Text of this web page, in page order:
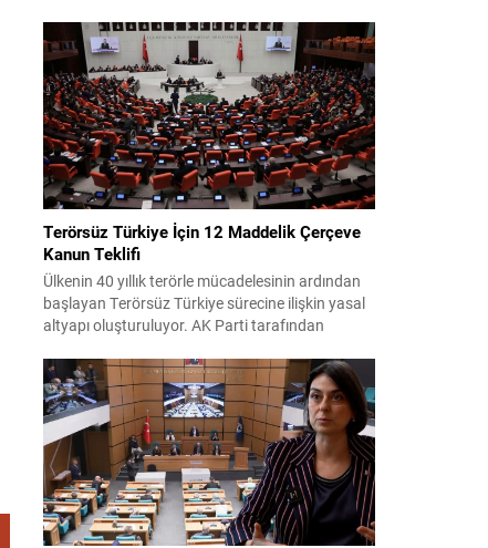
yenilikler, grup içi organizasyonları ve duyuruları
yönetmeyi daha pratik bir hâle getiriyor. Aşağıda
öne çıkan değişiklikler ve kullanım notları
özetlenmiştir. Anketlerde esneklik ve...
Terörsüz Türkiye İçin 12 Maddelik Çerçeve
Kanun Teklifi
Ülkenin 40 yıllık terörle mücadelesinin ardından
başlayan Terörsüz Türkiye sürecine ilişkin yasal
altyapı oluşturuluyor. AK Parti tarafından
Başkanlığı’na sunulmak üzere hazırlandı ve
teklifin 12 maddelik düzenlemeleri kamuoyuyla
paylaşıldı. Hazırlanan düzenleme, örgütün fiili
varlığını sona erdirdiğinin ve tüm silah ile
mühimmatını teslim ettiğinin güvenlik
kurumlarınca tespiti...